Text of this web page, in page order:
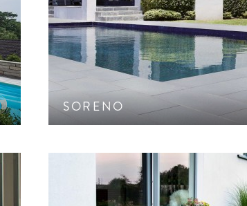
SORENO
Dezente Fein-Steinstruktur.